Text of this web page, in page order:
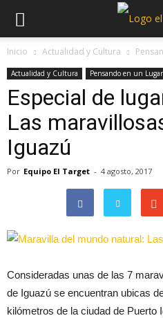
Inicio Actualidad y Cultura
Actualidad y Cultura Pensando en un Lugar
Especial de
Las
Iguazú
Por Equipo El Target - 4 agosto, 2017
Consideradas unas de las 7
de Iguazú se encuentran ubicas
kilómetros de la ciudad de Puerto